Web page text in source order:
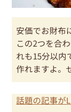
安価でお財布
この2つを合
れも15分以内
作れますよ。
話題の記事が